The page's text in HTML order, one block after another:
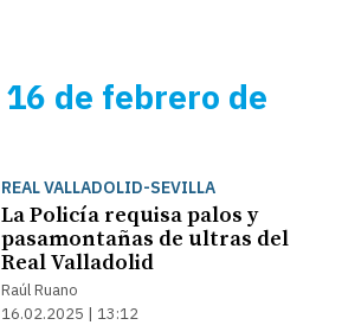
16 de febrero de
REAL VALLADOLID-SEVILLA
La Policía requisa palos y
pasamontañas de ultras del
Real Valladolid
Raúl Ruano
16.02.2025 | 13:12